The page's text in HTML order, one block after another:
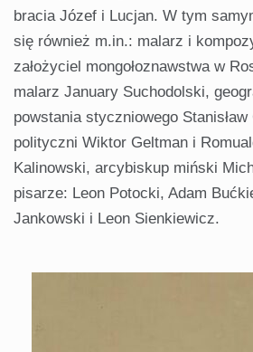
bracia Józef i Lucjan. W tym
się również m.in.: malarz i
założyciel mongołoznawstwa w
malarz January Suchodolski,
powstania styczniowego
polityczni Wiktor Geltman i
Kalinowski, arcybiskup miński
pisarze: Leon Potocki, Adam
Jankowski i Leon Sienkiewicz.